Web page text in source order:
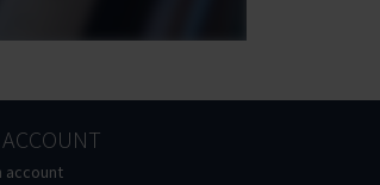
account